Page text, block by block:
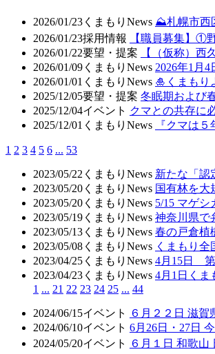
2026/01/23 くまもりNews ⛰️札幌市西
2026/01/23採用情報
【職員募集】①
2026/01/22要望・提案
【（仮称）西
2026/01/09 くまもりNews 2026年1月
2026/01/01 くまもりNews 🎍くまもり
2025/12/05要望・提案 冬眠期および
2025/12/04イベント クマとの共存に
2025/12/01 くまもりNews 『クマは
1 2 3 4 5 6 ... 53
2023/05/22 くまもりNews 新たな「認
2023/05/20 くまもりNews 国有林を
2023/05/20 くまもりNews 5/15 マゲ
2023/05/19 くまもりNews 神奈川県で
2023/05/13 くまもりNews 春の戸倉植
2023/05/08 くまもりNews くまもり
2023/04/25 くまもりNews 4月15日 第
2023/04/23 くまもりNews 4月1日く
1 ... 21 22 23 24 25 ... 44
2024/06/15イベント
６月２２日 滋賀
2024/06/10イベント 6月26日・27日
2024/05/20イベント
６月１日 和歌山